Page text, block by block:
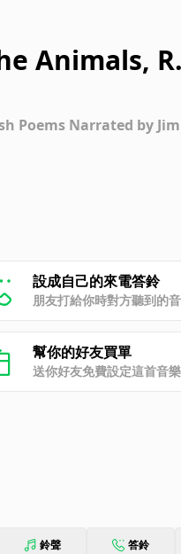
Animals,
Nash Poem)
Poems Narrated by
設成自己的來電答鈴
朋友打給你時對方聽到的
幫你的好友買單
送你好友免費設定這首音樂
鈴聲 答鈴